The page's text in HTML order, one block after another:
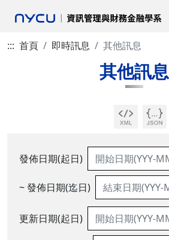
::: 首頁 即時訊息 其他訊息
其他訊息
發佈日期(起日)
~ 發佈日期(迄日)
更新日期(起日)